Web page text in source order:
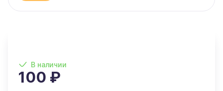
В наличии
100 ₽